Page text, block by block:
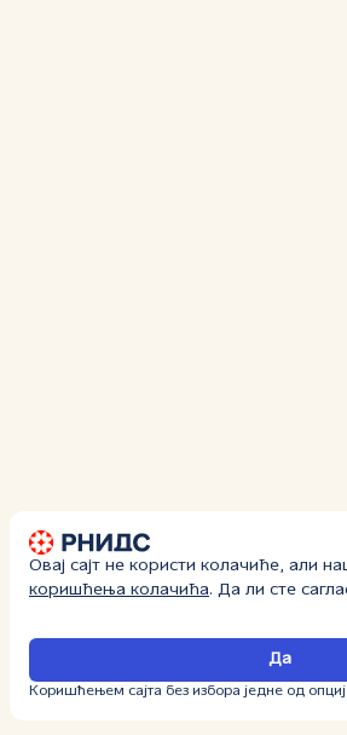
Овај сајт не користи колачиће, али
коришћења колачића. Да ли сте
Да
Коришћењем сајта без избора једне од